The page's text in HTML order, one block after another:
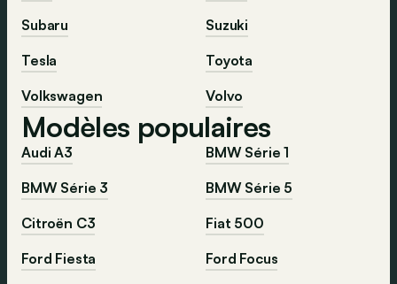
Subaru
Suzuki
Tesla
Toyota
Volkswagen
Volvo
Modèles populaires
Audi A3
BMW Série 1
BMW Série 3
BMW Série 5
Citroën C3
Fiat 500
Ford Fiesta
Ford Focus